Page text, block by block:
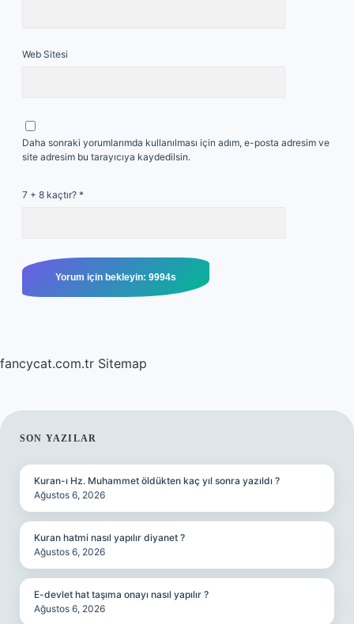
Web Sitesi
Daha sonraki yorumlarımda kullanılması için adım, e-posta adresim ve
site adresim bu tarayıcıya kaydedilsin.
7 + 8 kaçtır? *
fancycat.com.tr Sitemap
SIDEBAR
SON YAZILAR
Kuran-ı Hz. Muhammet öldükten kaç yıl sonra yazıldı ?
Ağustos 6, 2026
Kuran hatmi nasıl yapılır diyanet ?
Ağustos 6, 2026
E-devlet hat taşıma onayı nasıl yapılır ?
Ağustos 6, 2026